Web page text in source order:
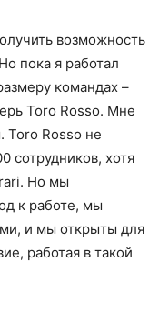
возможность
пока я работал
командах –
Toro Rosso. Мне
Toro Rosso не
сотрудников, хотя
Но мы
к работе, мы
и мы открыты для
работая в такой